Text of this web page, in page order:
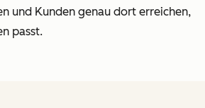
und Kunden genau dort erreichen,
passt.